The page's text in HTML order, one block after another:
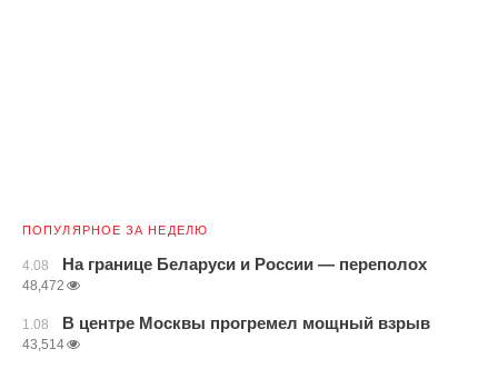
ПОПУЛЯРНОЕ ЗА НЕДЕЛЮ
4.08 На границе Беларуси и России — переполох
48,472
1.08 В центре Москвы прогремел мощный взрыв
43,514